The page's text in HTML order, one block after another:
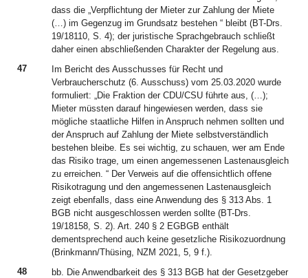
dass die „Verpflichtung der Mieter zur Zahlung der Miete
(…) im Gegenzug im Grundsatz bestehen “ bleibt (BT-Drs.
19/18110, S. 4); der juristische Sprachgebrauch schließt
daher einen abschließenden Charakter der Regelung aus.
47
Im Bericht des Ausschusses für Recht und
Verbraucherschutz (6. Ausschuss) vom 25.03.2020 wurde
formuliert: „Die Fraktion der CDU/CSU führte aus, (…);
Mieter müssten darauf hingewiesen werden, dass sie
mögliche staatliche Hilfen in Anspruch nehmen sollten und
der Anspruch auf Zahlung der Miete selbstverständlich
bestehen bleibe. Es sei wichtig, zu schauen, wer am Ende
das Risiko trage, um einen angemessenen Lastenausgleich
zu erreichen. “ Der Verweis auf die offensichtlich offene
Risikotragung und den angemessenen Lastenausgleich
zeigt ebenfalls, dass eine Anwendung des § 313 Abs. 1
BGB nicht ausgeschlossen werden sollte (BT-Drs.
19/18158, S. 2). Art. 240 § 2 EGBGB enthält
dementsprechend auch keine gesetzliche Risikozuordnung
(Brinkmann/Thüsing, NZM 2021, 5, 9 f.).
48
bb. Die Anwendbarkeit des § 313 BGB hat der Gesetzgeber